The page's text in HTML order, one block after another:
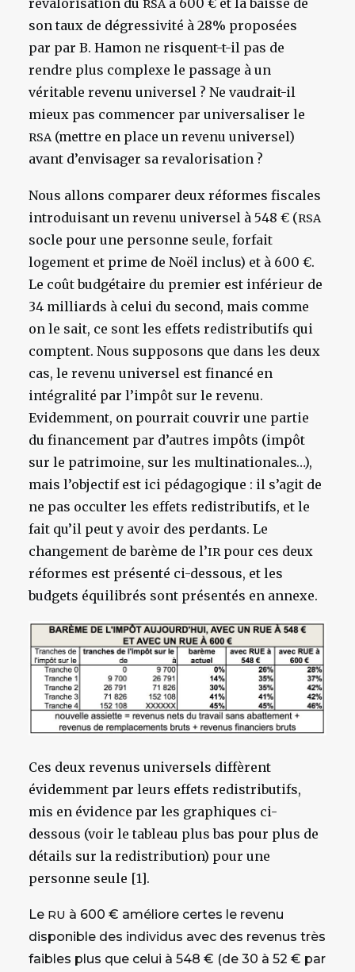
revalorisation du RSAà 600 € et la baisse de
son taux de dégressivité à 28% proposées
par par B. Hamon ne risquent-t-il pas de
rendre plus complexe le passage à un
véritable revenu universel ? Ne vaudrait-il
mieux pas commencer par universaliser le
RSA(mettre en place un revenu universel)
avant d’envisager sa revalorisation ?
Nous allons comparer deux réformes fiscales
introduisant un revenu universel à 548 € (RSA
socle pour une personne seule, forfait
logement et prime de Noël inclus) et à 600 €.
Le coût budgétaire du premier est inférieur de
34 milliards à celui du second, mais comme
on le sait, ce sont les effets redistributifs qui
comptent. Nous supposons que dans les deux
cas, le revenu universel est financé en
intégralité par l’impôt sur le revenu.
Evidemment, on pourrait couvrir une partie
du financement par d’autres impôts (impôt
sur le patrimoine, sur les multinationales…),
mais l’objectif est ici pédagogique : il s’agit de
ne pas occulter les effets redistributifs, et le
fait qu’il peut y avoir des perdants. Le
changement de barème de l’IRpour ces deux
réformes est présenté ci-dessous, et les
budgets équilibrés sont présentés en annexe.
Ces deux revenus universels diffèrent
évidemment par leurs effets redistributifs,
mis en évidence par les graphiques ci-
dessous (voir le tableau plus bas pour plus de
détails sur la redistribution) pour une
personne seule [1].
Le RU à 600 € améliore certes le revenu
disponible des individus avec des revenus très
faibles plus que celui à 548 € (de 30 à 52 € par